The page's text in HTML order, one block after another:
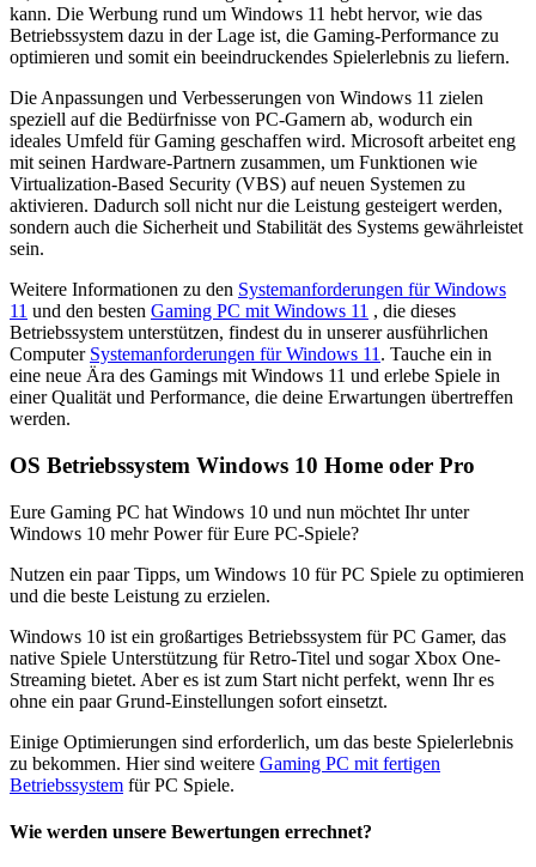
kann. Die Werbung rund um Windows 11 hebt hervor, wie das
Betriebssystem dazu in der Lage ist, die Gaming-Performance zu
optimieren und somit ein beeindruckendes Spielerlebnis zu liefern.
Die Anpassungen und Verbesserungen von Windows 11 zielen
speziell auf die Bedürfnisse von PC-Gamern ab, wodurch ein
ideales Umfeld für Gaming geschaffen wird. Microsoft arbeitet eng
mit seinen Hardware-Partnern zusammen, um Funktionen wie
Virtualization-Based Security (VBS) auf neuen Systemen zu
aktivieren. Dadurch soll nicht nur die Leistung gesteigert werden,
sondern auch die Sicherheit und Stabilität des Systems gewährleistet
sein.
Weitere Informationen zu den Systemanforderungen für Windows
11 und den besten Gaming PC mit Windows 11 , die dieses
Betriebssystem unterstützen, findest du in unserer ausführlichen
Computer Systemanforderungen für Windows 11 . Tauche ein in
eine neue Ära des Gamings mit Windows 11 und erlebe Spiele in
einer Qualität und Performance, die deine Erwartungen übertreffen
werden.
OS Betriebssystem Windows 10 Home oder Pro
Eure Gaming PC hat Windows 10 und nun möchtet Ihr unter
Windows 10 mehr Power für Eure PC-Spiele?
Nutzen ein paar Tipps, um Windows 10 für PC Spiele zu optimieren
und die beste Leistung zu erzielen.
Windows 10 ist ein großartiges Betriebssystem für PC Gamer, das
native Spiele Unterstützung für Retro-Titel und sogar Xbox One-
Streaming bietet. Aber es ist zum Start nicht perfekt, wenn Ihr es
ohne ein paar Grund-Einstellungen sofort einsetzt.
Einige Optimierungen sind erforderlich, um das beste Spielerlebnis
zu bekommen. Hier sind weitere Gaming PC mit fertigen
Betriebssystem für PC Spiele.
Wie werden unsere Bewertungen errechnet?